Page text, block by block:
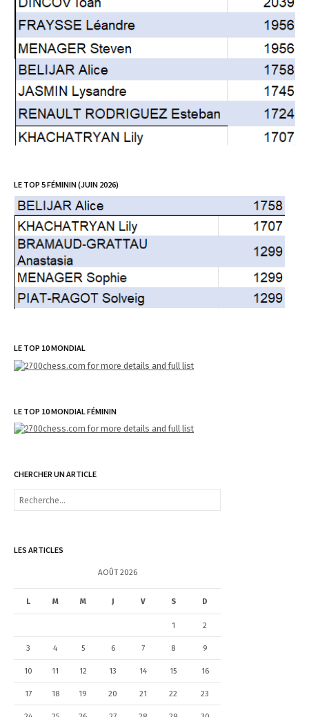
LE TOP 5 FÉMININ (JUIN 2026)
LE TOP 10 MONDIAL
LE TOP 10 MONDIAL FÉMININ
CHERCHER UN ARTICLE
R
r
e
LES ARTICLES
AOÛT 2026
L M M J V S D
1 2
3 4 5 6 7 8 9
10 11 12 13 14 15 16
17 18 19 20 21 22 23